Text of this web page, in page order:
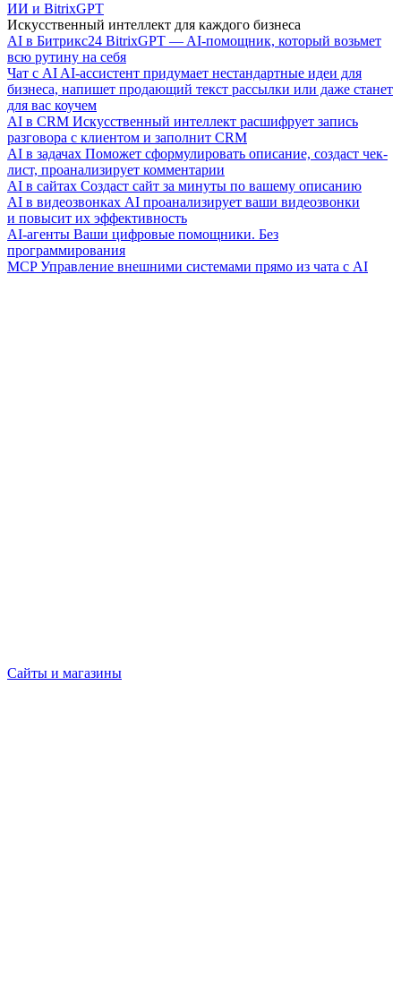
ИИ и BitrixGPT
Искусственный интеллект для каждого бизнеса
AI в Битрикс24 BitrixGPT — AI-помощник, который возьмет
всю рутину на себя
Чат с AI AI-ассистент придумает нестандартные идеи для
бизнеса, напишет продающий текст рассылки или даже станет
для вас коучем
AI в CRM Искусственный интеллект расшифрует запись
разговора с клиентом и заполнит CRM
AI в задачах Поможет сформулировать описание, создаст чек-
лист, проанализирует комментарии
AI в сайтах Создаст сайт за минуты по вашему описанию
AI в видеозвонках AI проанализирует ваши видеозвонки
и повысит их эффективность
AI-агенты Ваши цифровые помощники. Без
программирования
MCP Управление внешними системами прямо из чата с AI
Сайты и магазины